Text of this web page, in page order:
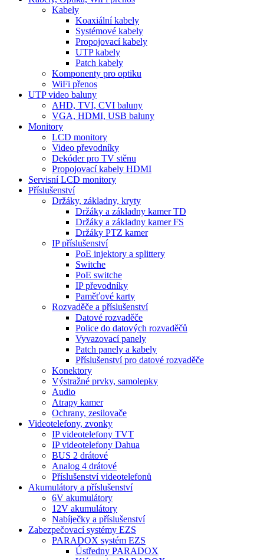
Kabely
Koaxiální kabely
Systémové kabely
Propojovací kabely
UTP kabely
Patch kabely
Komponenty pro optiku
WiFi přenos
UTP video baluny
AHD, TVI, CVI baluny
VGA, HDMI, USB baluny
Monitory
LCD monitory
Video převodníky
Dekóder pro TV stěnu
Propojovací kabely HDMI
Servisní LCD monitory
Příslušenství
Držáky, základny, kryty
Držáky a základny kamer TD
Držáky a základny kamer FS
Držáky PTZ kamer
IP příslušenství
PoE injektory a splittery
Switche
PoE switche
IP převodníky
Paměťové karty
Rozvaděče a příslušenství
Datové rozvaděče
Police do datových rozvaděčů
Vyvazovací panely
Patch panely a kabely
Příslušenství pro datové rozvaděče
Konektory
Výstražné prvky, samolepky
Audio
Atrapy kamer
Ochrany, zesilovače
Videotelefony, zvonky
IP videotelefony TVT
IP videotelefony Dahua
BUS 2 drátové
Analog 4 drátové
Příslušenství videotelefonů
Akumulátory a příslušenství
6V akumulátory
12V akumulátory
Nabíječky a příslušenství
Zabezpečovací systémy EZS
PARADOX systém EZS
Ústředny PARADOX